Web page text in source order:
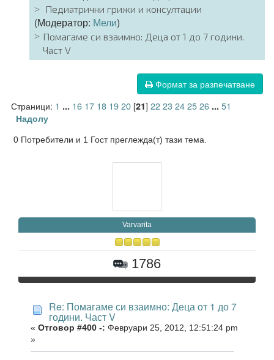
Педиатрични грижи и консултации
(Модератор: Мели)
Помагаме си взаимно: Деца от 1 до 7 години.
Част V
Формат за разпечатване
Страници: 1 ... 16 17 18 1920[21] 2223242526 ... 51
Надолу
0 Потребители и 1 Гост преглежда(т) тази тема.
Varvarita
1786
Re: Помагаме си взаимно: Деца от 1 до 7
години. Част V
« Отговор #400 -: Февруари 25, 2012, 12:51:24 pm
»